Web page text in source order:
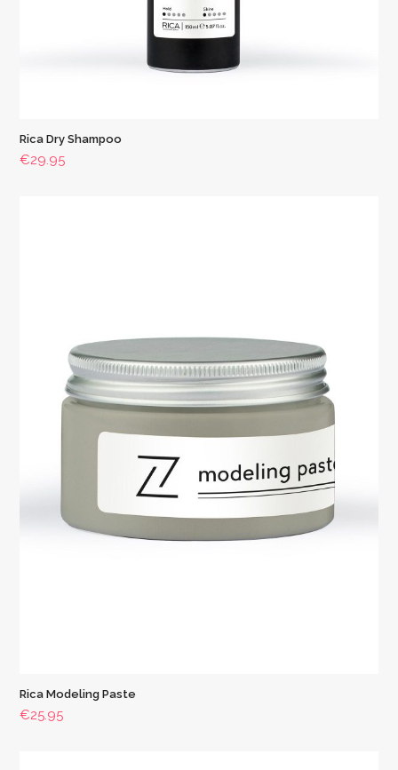
Rica Dry Shampoo
€29.95
Rica Modeling Paste
€25.95